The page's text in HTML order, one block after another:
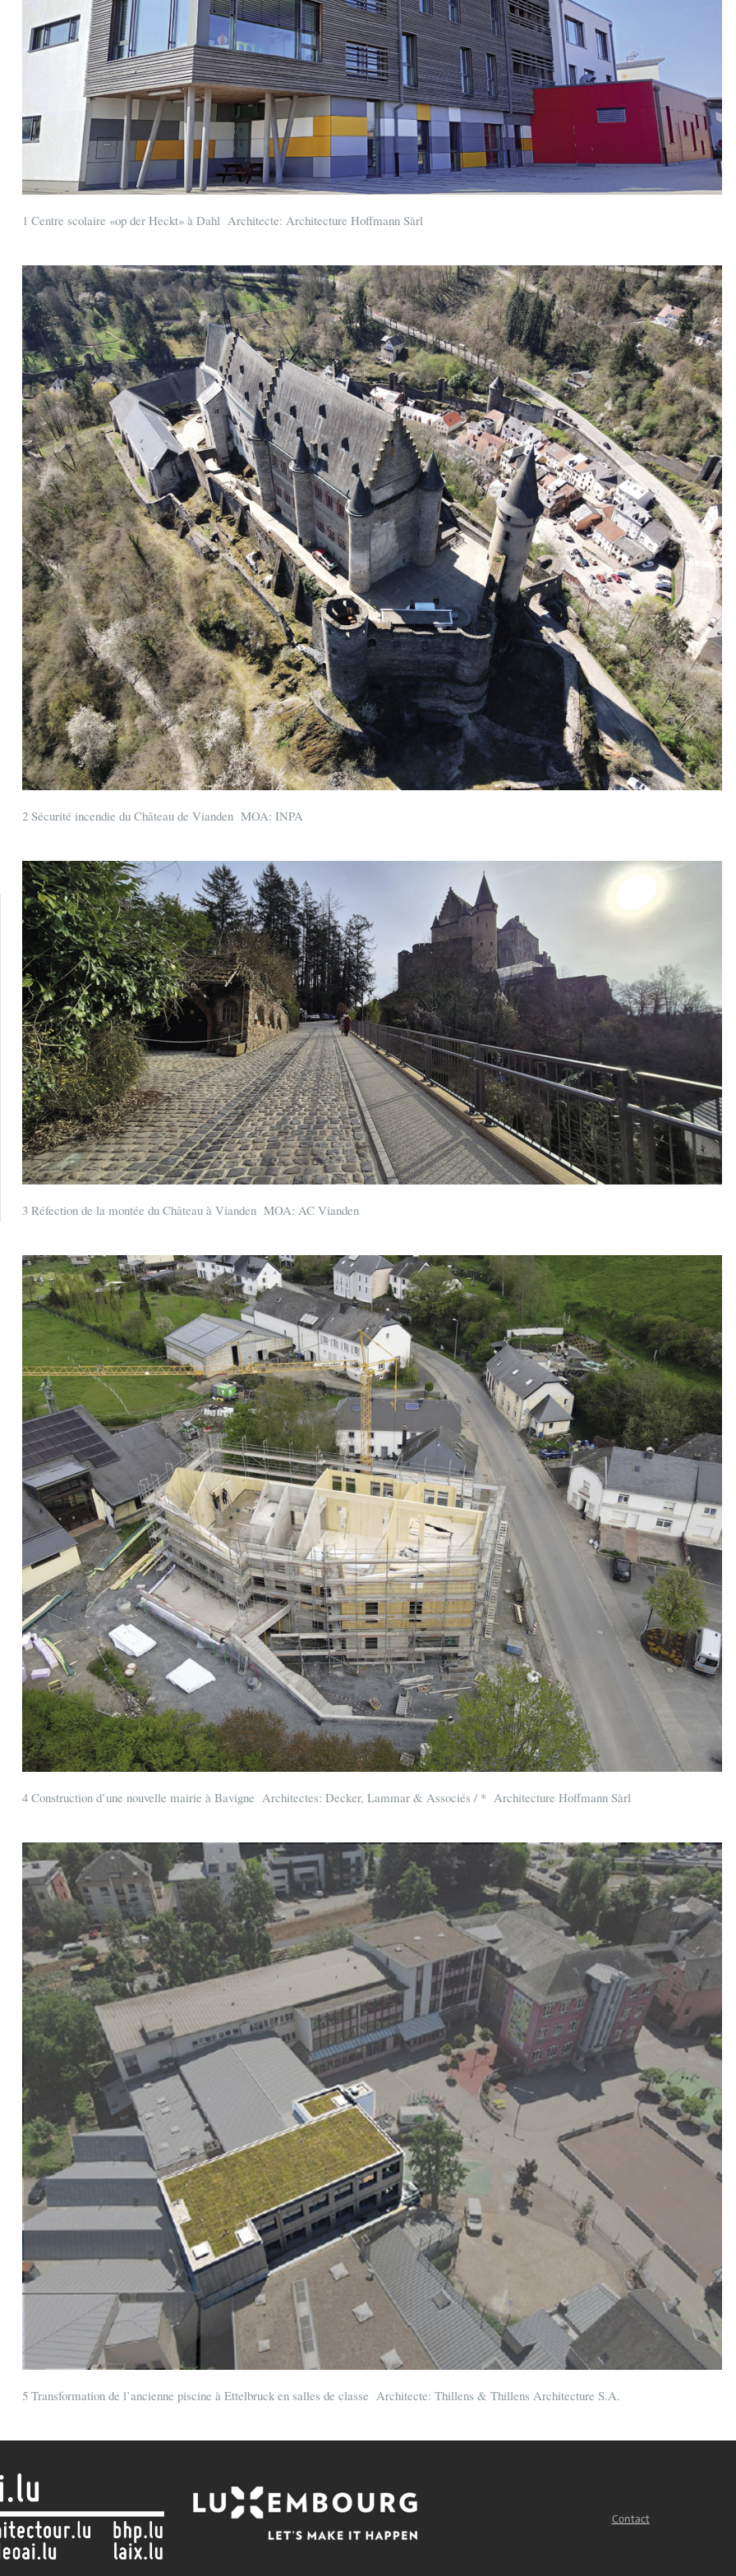
1 Centre scolaire «op der Heckt» à Dahl Architecte: Architecture Hoffmann Sàrl
2 Sécurité incendie du Château de Vianden MOA: INPA
3 Réfection de la montée du Château à Vianden MOA: AC Vianden
4 Construction d’une nouvelle mairie à Bavigne Architectes: Decker, Lammar & Associés / * Architecture Hoffmann Sàrl
5 Transformation de l’ancienne piscine à Ettelbruck en salles de classe Architecte: Thillens & Thillens Architecture S.A.
Contact